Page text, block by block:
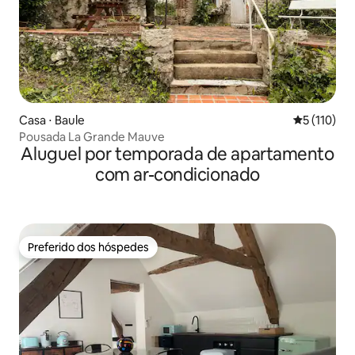
Casa ⋅ Baule 5 de uma
5 (110)
Pousada La Grande Mauve
Aluguel por temporada de apartamento
com ar-condicionado
Preferido dos hóspedes
Preferido dos hóspedes